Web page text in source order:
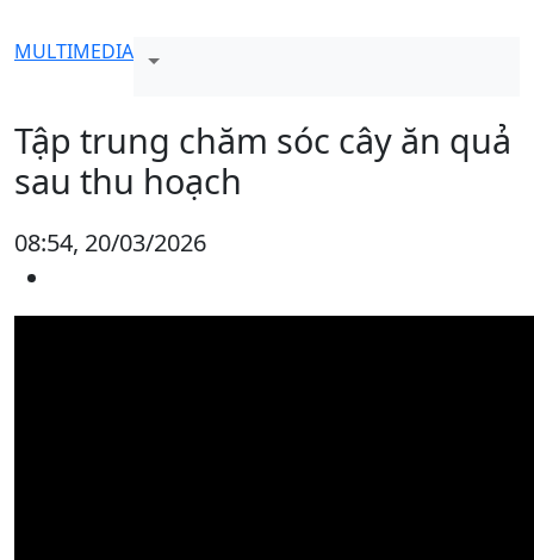
MULTIMEDIA
Tập trung chăm sóc cây ăn quả
sau thu hoạch
08:54, 20/03/2026